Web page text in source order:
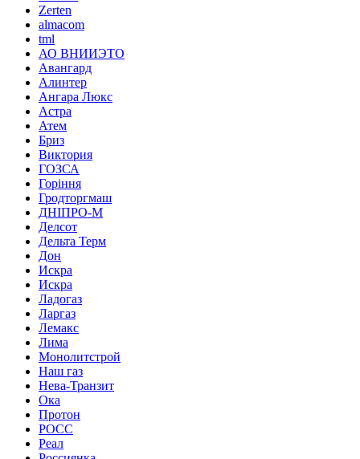
Zerten
almacom
tml
АО ВНИИЭТО
Авангард
Алинтер
Ангара Люкс
Астра
Атем
Бриз
Виктория
ГОЗСА
Горіння
Гродторгмаш
ДНІПРО-М
Делсот
Дельта Терм
Дон
Искра
Искра
Ладогаз
Ларгаз
Лемакс
Лима
Монолитстрой
Наш газ
Нева-Транзит
Ока
Протон
РОСС
Реал